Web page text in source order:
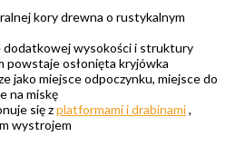
kory drewna o rustykalnym
dodatkowej wysokości i struktury
powstaje osłonięta kryjówka
jako miejsce odpoczynku, miejsce do
na miskę
się zplatformami i drabinami,
wystrojem